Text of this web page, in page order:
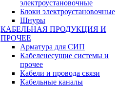
электроустановочные
Блоки электроустановочные
Шнуры
КАБЕЛЬНАЯ ПРОДУКЦИЯ И
ПРОЧЕЕ
Арматура для СИП
Кабеленесущие системы и
прочее
Кабели и провода связи
Кабельные каналы